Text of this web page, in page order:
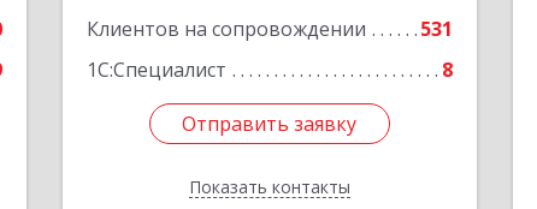
Клиентов на сопровождении
531
1С:Специалист
8
Отправить заявку
Показать контакты
Отправить заявку
Назад